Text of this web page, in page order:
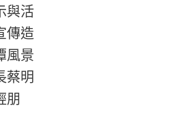
與活
傳造
風景
蔡明
朋